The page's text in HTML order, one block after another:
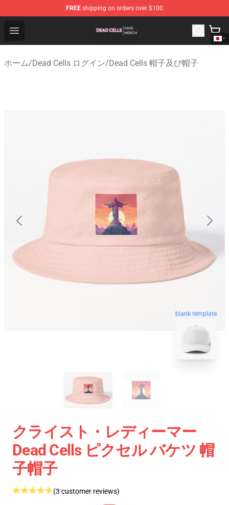
FREE shipping on orders over $100
Open menu
Dead Cells Shop - Official Dead Cells Merchandise Store
ホーム/Dead Cells ログイン/Dead Cells 帽子及び帽子
blank template
クライスト・レディーマー
Dead Cells ピクセル バケツ 帽
子帽子
(3 customer reviews)